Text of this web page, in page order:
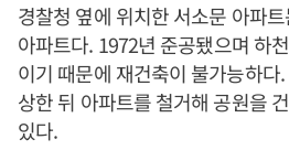
경찰청 옆에 위치한 서소문 아파
아파트다. 1972년 준공됐으며 하
이기 때문에 재건축이 불가능하
상한 뒤 아파트를 철거해 공원을
있다.